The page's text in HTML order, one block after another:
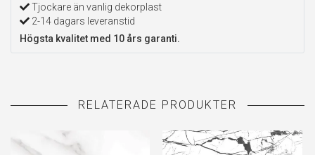
Tjockare än vanlig dekorplast
2-14 dagars leveranstid
Högsta kvalitet med 10 års garanti.